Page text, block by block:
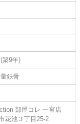
築9年)
鉄骨
部屋コレ 一宮店
花池３丁目25-2